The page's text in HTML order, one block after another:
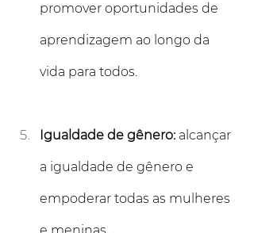
promover oportunidades de
aprendizagem ao longo da
vida para todos.
Igualdade de gênero: alcançar
a igualdade de gênero e
empoderar todas as mulheres